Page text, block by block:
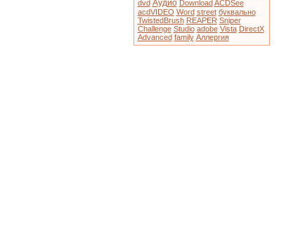
dvd Аудио Download ACDSee
acdVIDEO Word street буквально
TwistedBrush REAPER Sniper
Challenge Studio adobe Vista DirectX
Advanced family Аллергия